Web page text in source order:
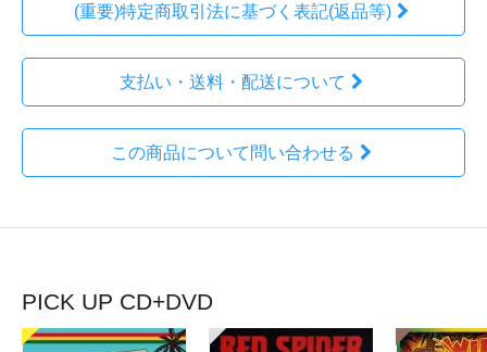
(重要)特定商取引法に基づく表記(返品等)
支払い・送料・配送について
この商品について問い合わせる
PICK UP CD+DVD